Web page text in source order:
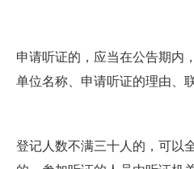
申请听证的，应当在公告期内
单位名称、申请听证的理由、
登记人数不满三十人的，可以